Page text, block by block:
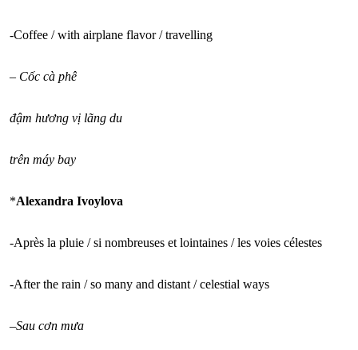
-Coffee / with airplane flavor / travelling
– Cốc cà phê
đậm hương vị lãng du
trên máy bay
*Alexandra Ivoylova
-Après la pluie / si nombreuses et lointaines / les voies célestes
-After the rain / so many and distant / celestial ways
–Sau cơn mưa